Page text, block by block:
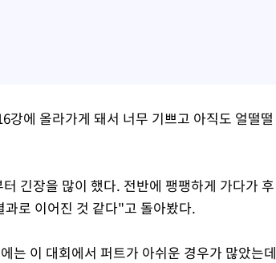
에 올라가게 돼서 너무 기쁘고 아직도 얼떨떨
긴장을 많이 했다. 전반에 팽팽하게 가다가 후
로 이어진 것 같다"고 돌아봤다.
는 이 대회에서 퍼트가 아쉬운 경우가 많았는데